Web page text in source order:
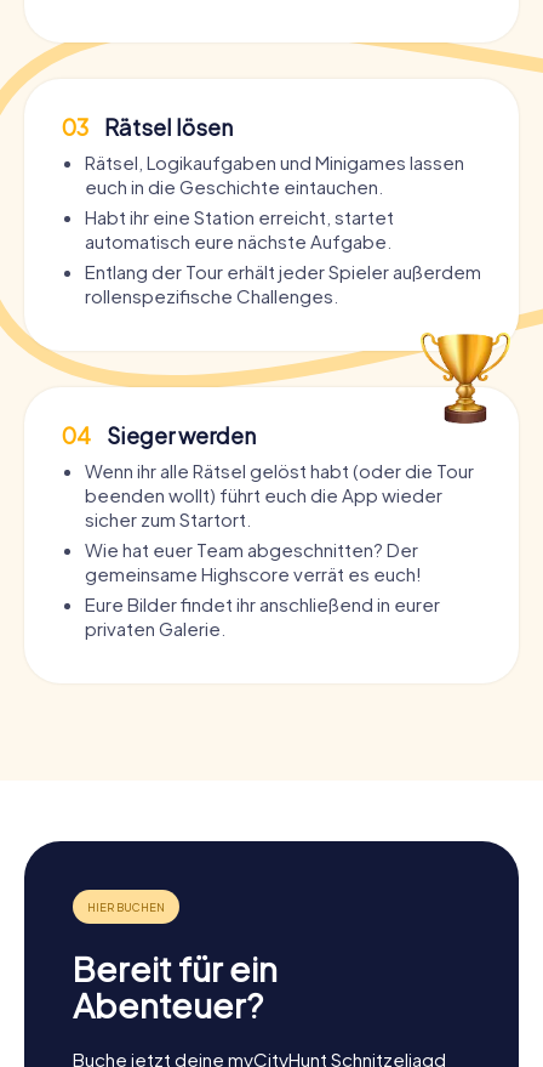
03 Rätsel lösen
Rätsel, Logikaufgaben und Minigames lassen
euch in die Geschichte eintauchen.
Habt ihr eine Station erreicht, startet
automatisch eure nächste Aufgabe.
Entlang der Tour erhält jeder Spieler außerdem
rollenspezifische Challenges.
04 Sieger werden
Wenn ihr alle Rätsel gelöst habt (oder die Tour
beenden wollt) führt euch die App wieder
sicher zum Startort.
Wie hat euer Team abgeschnitten? Der
gemeinsame Highscore verrät es euch!
Eure Bilder findet ihr anschließend in eurer
privaten Galerie.
Bereit für ein
Abenteuer?
Buche jetzt deine myCityHunt Schnitzeljagd